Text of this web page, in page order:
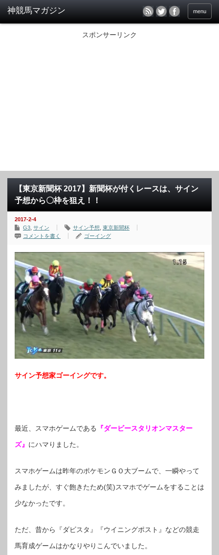
menu
スポンサーリンク
【東京新聞杯 2017】新聞杯が付くレースは、サイン
予想から〇枠を狙え！！
2017-2-4
G3 サイン サイン予想 東京新聞杯
コメントを書く
ゴーイング
サイン予想家ゴーイングです。
最近、スマホゲームである 『ダービースタリオンマスター
ズ』 にハマりました。
スマホゲームは昨年のポケモンＧＯ大ブームで、一瞬やって
みましたが、すぐ飽きたため(笑)スマホでゲームをすることは
少なかったです。
ただ、昔から『ダビスタ』『ウイニングポスト』などの競走
馬育成ゲームはかなりやりこんでいました。